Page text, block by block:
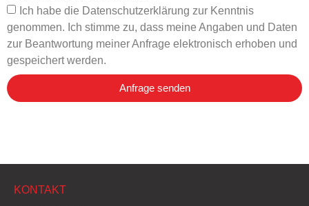
Ich habe die Datenschutzerklärung zur Kenntnis
genommen. Ich stimme zu, dass meine Angaben und Daten
zur Beantwortung meiner Anfrage elektronisch erhoben und
gespeichert werden.
Anfrage senden
KONTAKT